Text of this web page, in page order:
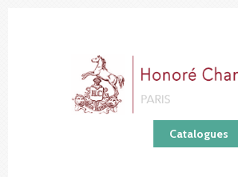
Catalogues